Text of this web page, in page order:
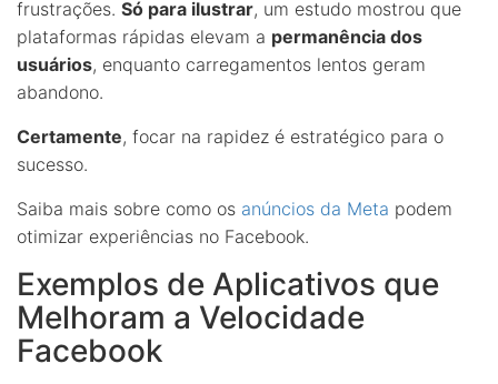
frustrações. Só para ilustrar, um estudo mostrou que
plataformas rápidas elevam a permanência dos
usuários, enquanto carregamentos lentos geram
abandono.
Certamente, focar na rapidez é estratégico para o
sucesso.
Saiba mais sobre como os anúncios da Meta podem
otimizar experiências no Facebook.
Exemplos de Aplicativos que
Melhoram a Velocidade
Facebook